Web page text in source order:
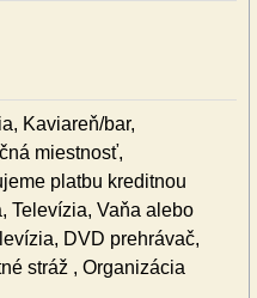
Kaviareň/bar,
miestnosť,
platbu kreditnou
Televízia, Vaňa alebo
DVD prehrávač,
stráž , Organizácia